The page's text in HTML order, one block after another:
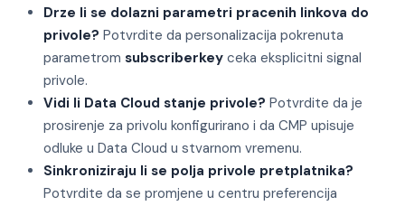
Drze li se dolazni parametri pracenih linkova do
privole? Potvrdite da personalizacija pokrenuta
parametrom subscriberkey ceka eksplicitni signal
privole.
Vidi li Data Cloud stanje privole? Potvrdite da je
prosirenje za privolu konfigurirano i da CMP upisuje
odluke u Data Cloud u stvarnom vremenu.
Sinkroniziraju li se polja privole pretplatnika?
Potvrdite da se promjene u centru preferencija